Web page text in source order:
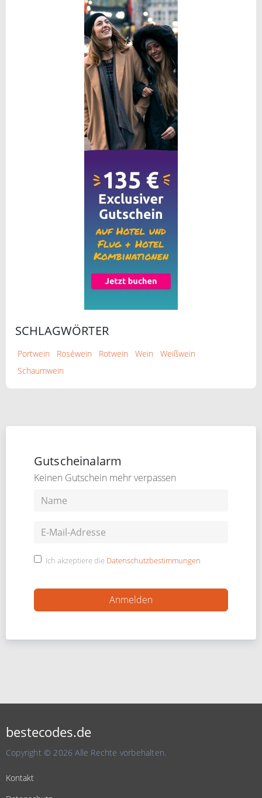
SCHLAGWÖRTER
Portwein Roséwein Rotwein Wein
Weißwein
Schaumwein
Gutscheinalarm
Keinen Gutschein mehr verpassen
Ich akzeptiere die Datenschutzbestimmungen
bestecodes.de
Copyright © 2026 Alle Rechte vorbehalten.
Kontakt